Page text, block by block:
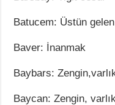
Batucem: Üstün gelen
Baver: İnanmak
Baybars:
Baycan: Zengin,